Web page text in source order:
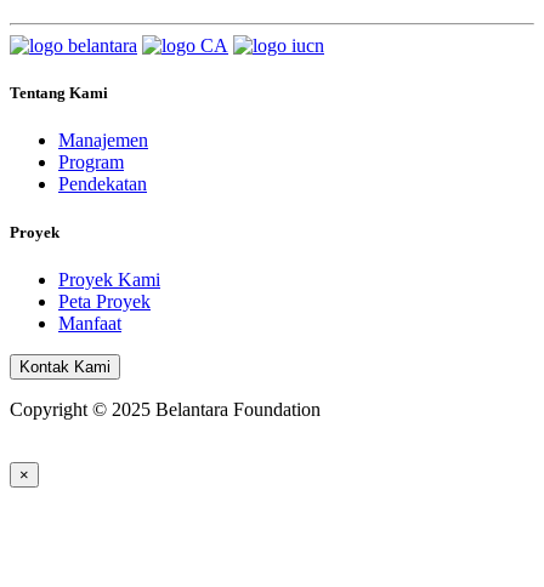
Tentang Kami
Manajemen
Program
Pendekatan
Proyek
Proyek Kami
Peta Proyek
Manfaat
Kontak Kami
Copyright © 2025 Belantara Foundation
×